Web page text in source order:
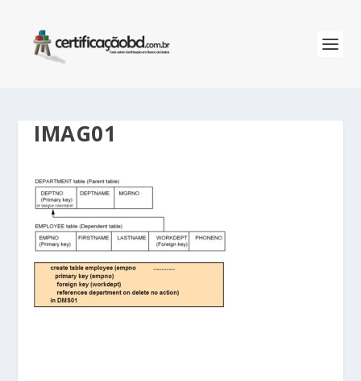
IMAG01